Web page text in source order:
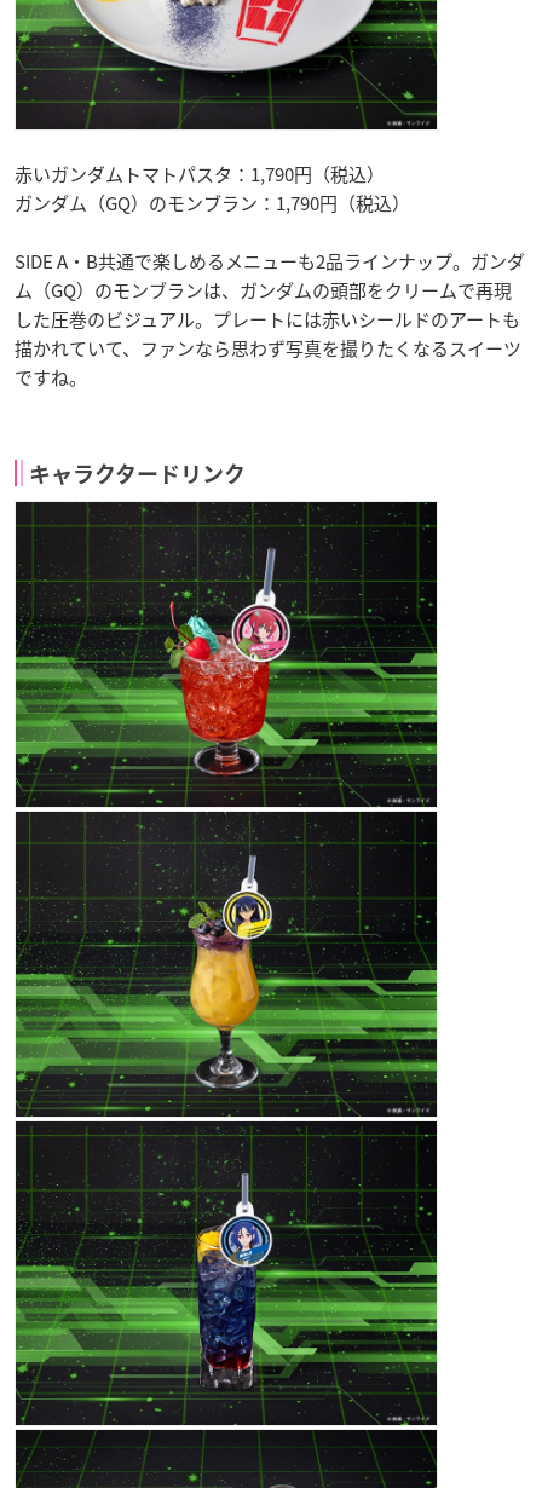
赤いガンダムトマトパスタ：1,790円（税込）
ガンダム（GQ）のモンブラン：1,790円（税込）
SIDE A・B共通で楽しめるメニューも2品ラインナップ。ガンダ
ム（GQ）のモンブランは、ガンダムの頭部をクリームで再現
した圧巻のビジュアル。プレートには赤いシールドのアートも
描かれていて、ファンなら思わず写真を撮りたくなるスイーツ
ですね。
キャラクタードリンク